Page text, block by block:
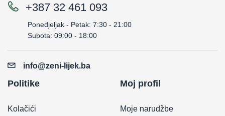
+387 32 461 093
Ponedjeljak - Petak: 7:30 - 21:00
Subota: 09:00 - 18:00
info@zeni-lijek.ba
Politike
Kolačići
Moj profil
Moje narudžbe